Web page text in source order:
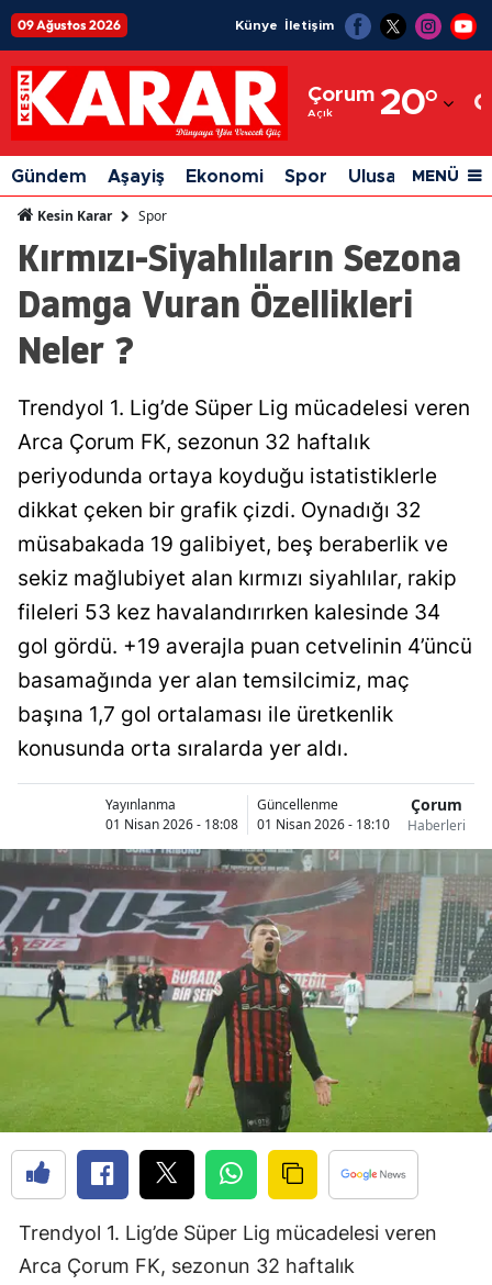
09 Ağustos 2026 Künye İletişim
Çorum
Açık 20°
Adıyaman
Afyonkarahisar
Ağrı
Amasya
Ankara
Balıkesir
Bilecik
Bitlis
Bolu
Burdur
Bursa
Çanakkale
Çankırı
Çorum
Denizli
Diyarbakır
Edirne
Erzincan
Erzurum
Eskişehir
Gaziantep
Gündem Aşayiş Ekonomi Spor Ulusal Siyaset
MENÜ
Kesin Karar Spor
Kırmızı-Siyahlıların Sezona
Damga Vuran Özellikleri
Neler ?
Trendyol 1. Lig’de Süper Lig mücadelesi veren
Arca Çorum FK, sezonun 32 haftalık
periyodunda ortaya koyduğu istatistiklerle
dikkat çeken bir grafik çizdi. Oynadığı 32
müsabakada 19 galibiyet, beş beraberlik ve
sekiz mağlubiyet alan kırmızı siyahlılar, rakip
fileleri 53 kez havalandırırken kalesinde 34
gol gördü. +19 averajla puan cetvelinin 4’üncü
basamağında yer alan temsilcimiz, maç
başına 1,7 gol ortalaması ile üretkenlik
konusunda orta sıralarda yer aldı.
Yayınlanma
01 Nisan 2026 - 18:08
Güncellenme
01 Nisan 2026 - 18:10
Çorum
Haberleri
Trendyol 1. Lig’de Süper Lig mücadelesi veren
Arca Çorum FK, sezonun 32 haftalık